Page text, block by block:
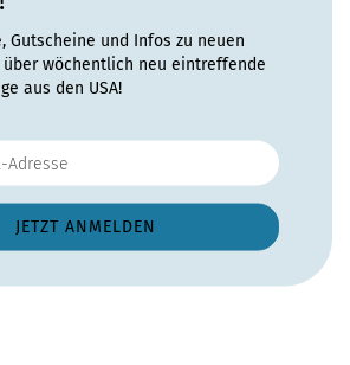
Gutscheine und Infos zu neuen
über wöchentlich neu eintreffende
aus den USA!